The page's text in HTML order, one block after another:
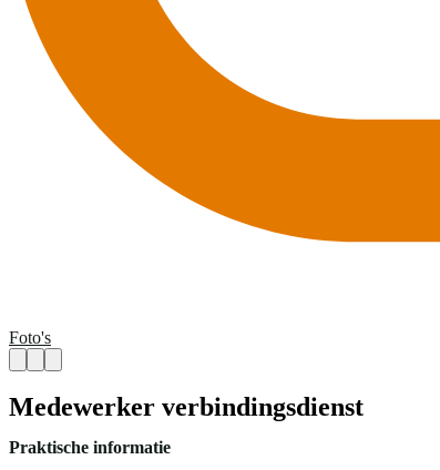
Foto's
Medewerker verbindingsdienst
Praktische informatie